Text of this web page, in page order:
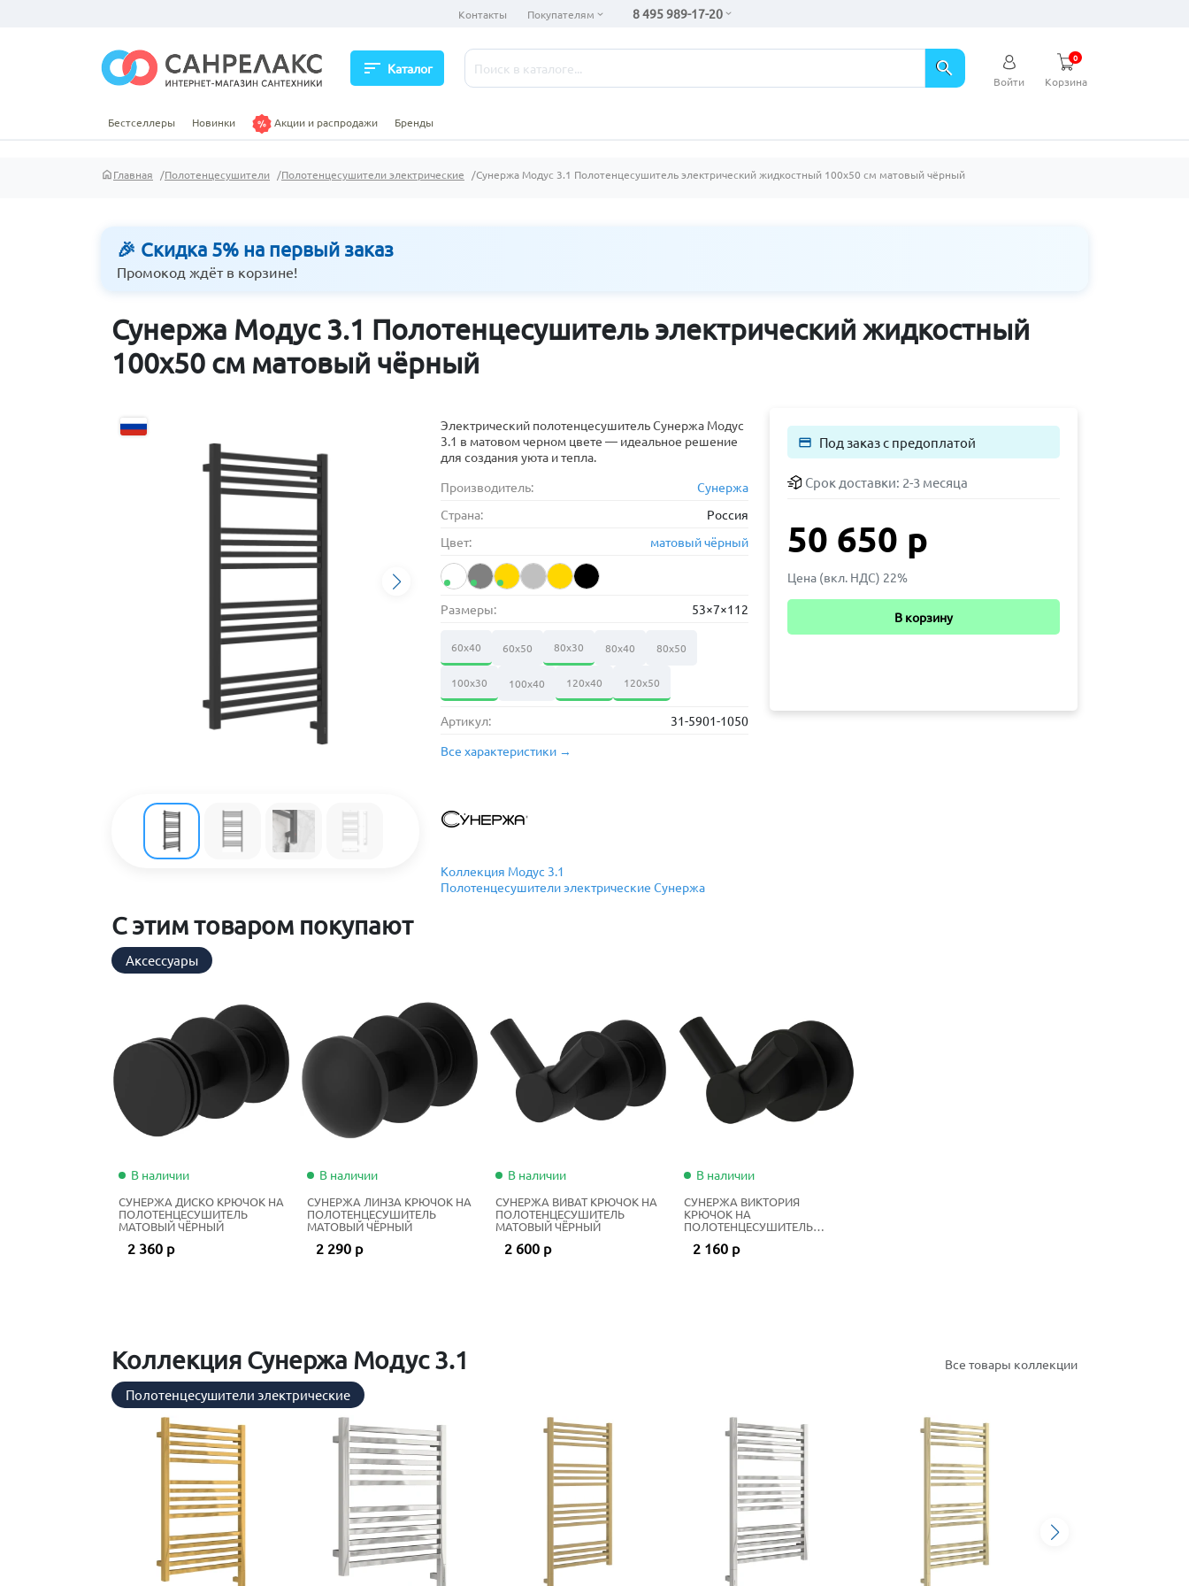
Контакты Покупателям 8 495 989-17-20
sort Каталог search
Войти Корзина
0
Бестселлеры Новинки Акции и распродажи Бренды
Главная Полотенцесушители Полотенцесушители электрические Сунержа Модус 3.1 Полотенцесушитель электрический жидкостный 100х50 см матовый чёрный
🎉 Скидка 5% на первый заказ
Промокод ждёт в корзине!
Сунержа Модус 3.1 Полотенцесушитель электрический жидкостный
100х50 см матовый чёрный
Электрический полотенцесушитель Сунержа Модус
3.1 в матовом черном цвете — идеальное решение
для создания уюта и тепла.
Производитель:
Сунержа
Страна:
Россия
Цвет:
матовый чёрный
Размеры: 53×7×112
60х40 60х50 80х30 80х40 80х50
100х30 100х40 120х40 120х50
Артикул:
31-5901-1050
Все характеристики →
Коллекция Модус 3.1
Полотенцесушители электрические Сунержа
payment Под заказ с предоплатой
Срок доставки: 2-3 месяца
50 650 р
Цена (вкл. НДС) 22%
В корзину
С этим товаром покупают
Аксессуары
В наличии
СУНЕРЖА ДИСКО КРЮЧОК НА
ПОЛОТЕНЦЕСУШИТЕЛЬ
МАТОВЫЙ ЧЁРНЫЙ
2 360 р
В наличии
СУНЕРЖА ЛИНЗА КРЮЧОК НА
ПОЛОТЕНЦЕСУШИТЕЛЬ
МАТОВЫЙ ЧЁРНЫЙ
2 290 р
В наличии
СУНЕРЖА ВИВАТ КРЮЧОК НА
ПОЛОТЕНЦЕСУШИТЕЛЬ
МАТОВЫЙ ЧЁРНЫЙ
2 600 р
В наличии
СУНЕРЖА ВИКТОРИЯ
КРЮЧОК НА
ПОЛОТЕНЦЕСУШИТЕЛЬ
2 160 р
Коллекция Сунержа Модус 3.1 Все товары коллекции
Полотенцесушители электрические